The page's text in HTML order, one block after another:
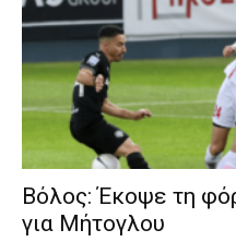
Βόλος: Έκοψε τη
για Μήτογλου